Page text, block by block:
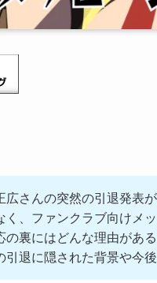
広さんの突然の引退発表
く、ファンクラブ向けメ
の裏にはどんな理由があ
引退に隠された背景や今